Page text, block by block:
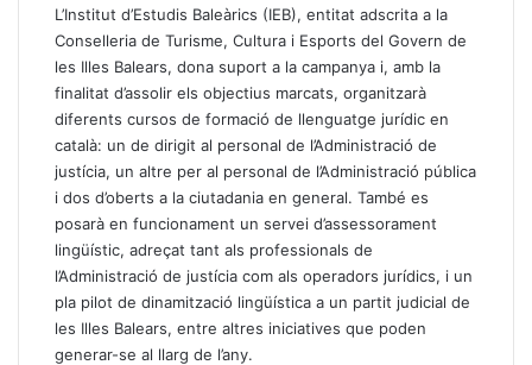
L’Institut d’Estudis Baleàrics (IEB), entitat adscrita a la
Conselleria de Turisme, Cultura i Esports del Govern de
les Illes Balears, dona suport a la campanya i, amb la
finalitat d’assolir els objectius marcats, organitzarà
diferents cursos de formació de llenguatge jurídic en
català: un de dirigit al personal de l’Administració de
justícia, un altre per al personal de l’Administració pública
i dos d’oberts a la ciutadania en general. També es
posarà en funcionament un servei d’assessorament
lingüístic, adreçat tant als professionals de
l’Administració de justícia com als operadors jurídics, i un
pla pilot de dinamització lingüística a un partit judicial de
les Illes Balears, entre altres iniciatives que poden
generar-se al llarg de l’any.